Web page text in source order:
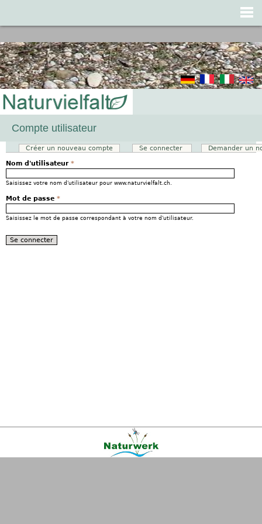
Compte utilisateur
Onglets principaux
Créer un nouveau compte Se connecter (onglet actif)Demander un
Nom d'utilisateur *
Saisissez votre nom d'utilisateur pour www.naturvielfalt.ch.
Mot de passe *
Saisissez le mot de passe correspondant à votre nom d'utilisateur.
|AGB|